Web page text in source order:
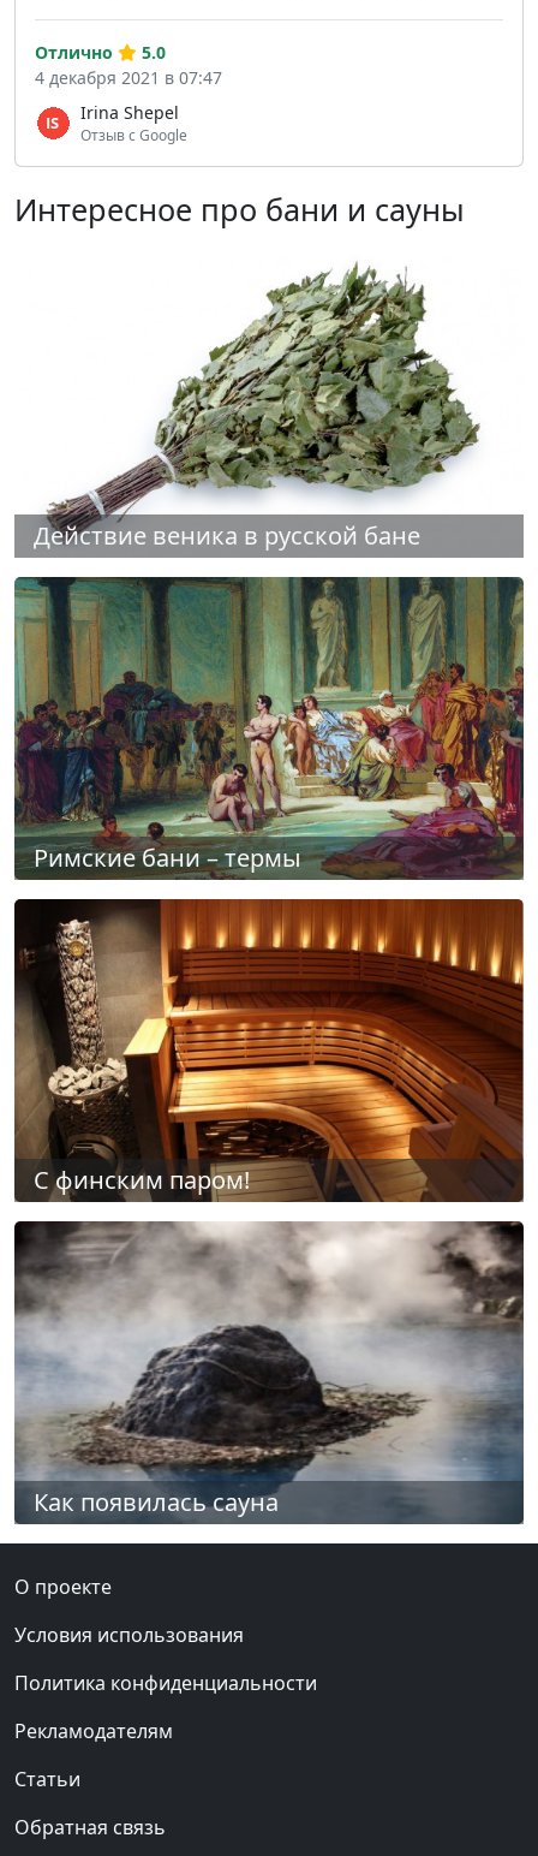
Irina Shepel
Отзыв с Google
Отлично
5.0
4 декабря 2021 в 07:47
Интересное про бани и сауны
Действие веника в русской бане
Римские бани – термы
С финским паром!
Как появилась сауна
О проекте
Условия использования
Политика конфиденциальности
Рекламодателям
Статьи
Обратная связь